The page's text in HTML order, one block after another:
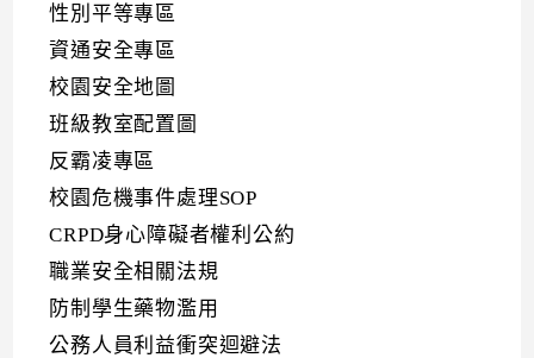
性別平等專區
資通安全專區
校園安全地圖
班級教室配置圖
反霸凌專區
校園危機事件處理SOP
CRPD身心障礙者權利公約
職業安全相關法規
防制學生藥物濫用
公務人員利益衝突迴避法